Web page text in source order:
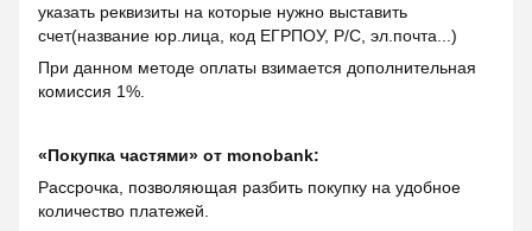
указать реквизиты на которые нужно выставить
счет(название юр.лица, код ЕГРПОУ, Р/С, эл.почта...)
При данном методе оплаты взимается дополнительная
комиссия 1%.
«Покупка частями» от monobank:
Рассрочка, позволяющая разбить покупку на удобное
количество платежей.